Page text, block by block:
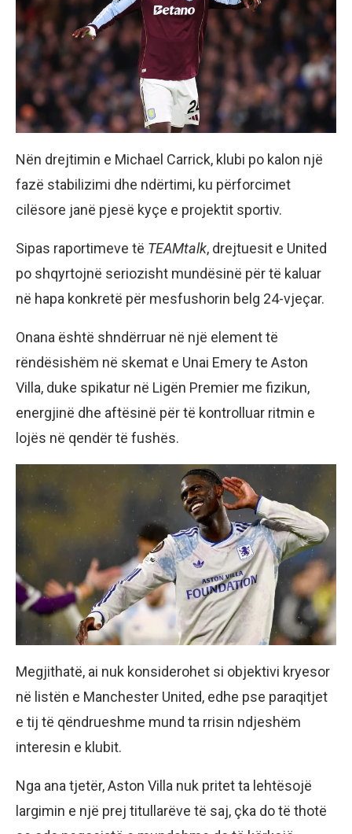
Nën drejtimin e Michael Carrick, klubi po kalon një
fazë stabilizimi dhe ndërtimi, ku përforcimet
cilësore janë pjesë kyçe e projektit sportiv.
Sipas raportimeve të TEAMtalk, drejtuesit e United
po shqyrtojnë seriozisht mundësinë për të kaluar
në hapa konkretë për mesfushorin belg 24-vjeçar.
Onana është shndërruar në një element të
rëndësishëm në skemat e Unai Emery te Aston
Villa, duke spikatur në Ligën Premier me fizikun,
energjinë dhe aftësinë për të kontrolluar ritmin e
lojës në qendër të fushës.
Megjithatë, ai nuk konsiderohet si objektivi kryesor
në listën e Manchester United, edhe pse paraqitjet
e tij të qëndrueshme mund ta rrisin ndjeshëm
interesin e klubit.
Nga ana tjetër, Aston Villa nuk pritet ta lehtësojë
largimin e një prej titullarëve të saj, çka do të thotë